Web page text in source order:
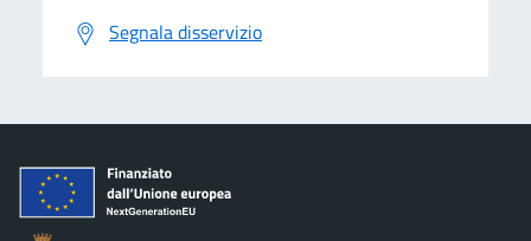
Segnala disservizio